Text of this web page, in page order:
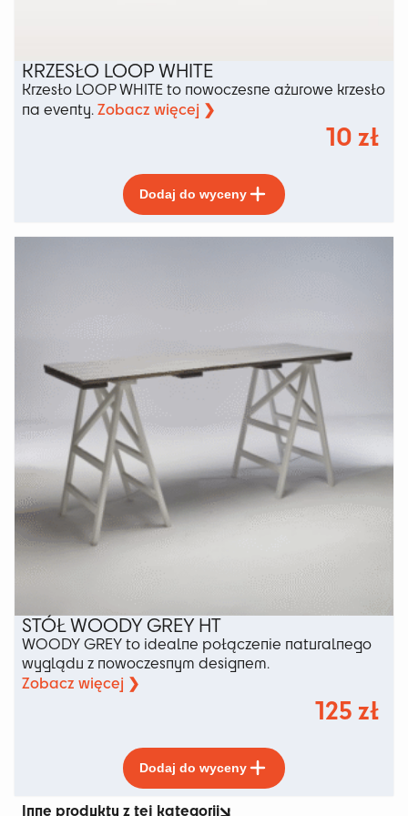
KRZESŁO LOOP WHITE
Krzesło LOOP WHITE to nowoczesne ażurowe krzesło
na eventy. Zobacz więcej ❯
10 zł
Dodaj do wyceny
produkt
ma
wiele
stronie
produktu
STÓŁ WOODY GREY HT
WOODY GREY to idealne połączenie naturalnego
wyglądu z nowoczesnym designem.
Zobacz więcej ❯
125 zł
Dodaj do wyceny
produkt
ma
Inne produkty z tej kategorii